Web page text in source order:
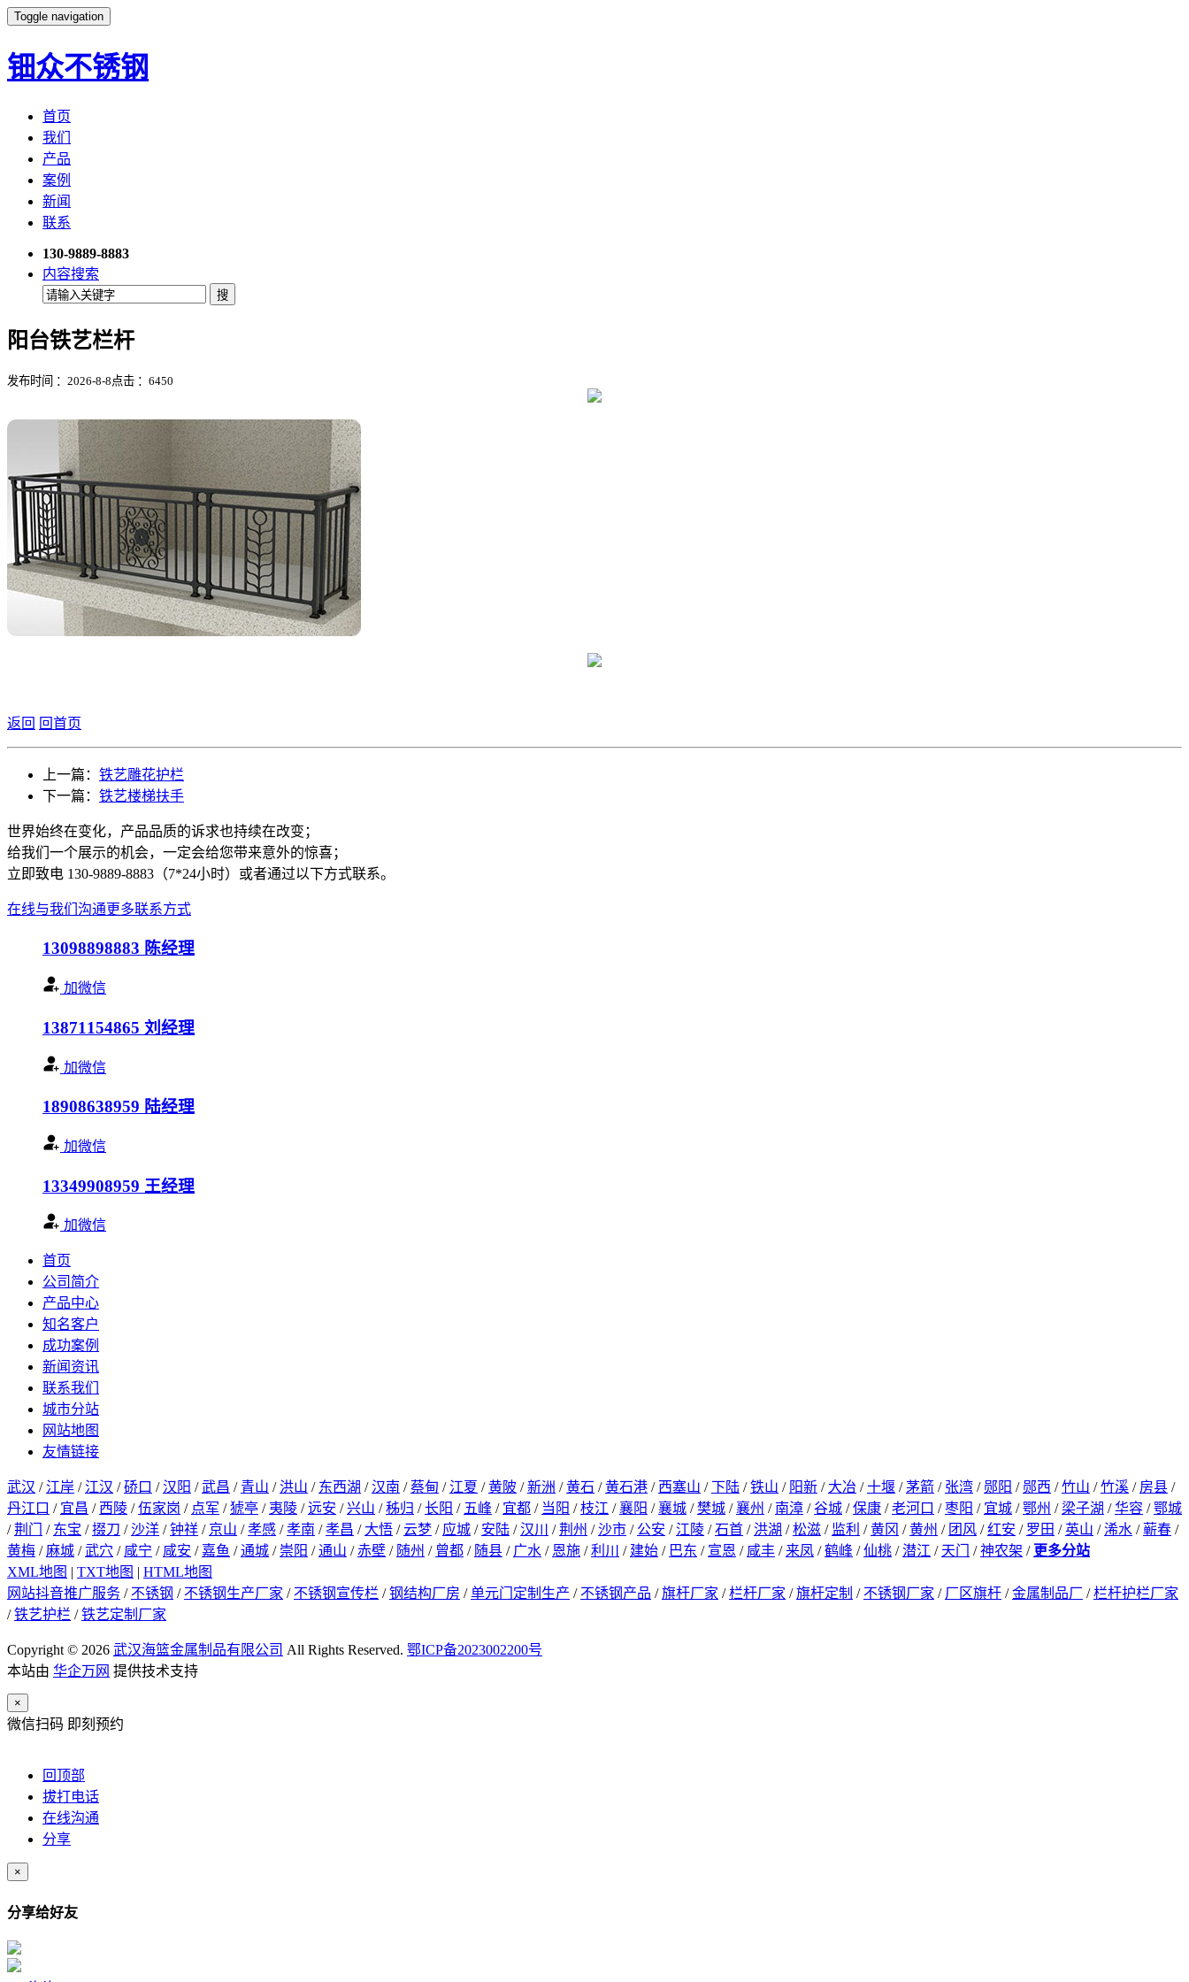
Toggle navigation
钿众不锈钢
首页
我们
产品
案例
新闻
联系
130-9889-8883
内容搜索
阳台铁艺栏杆
发布时间 ：2026-8-8 点击 ： 6450
返回 回首页
上一篇： 铁艺雕花护栏
下一篇： 铁艺楼梯扶手
世界始终在变化，产品品质的诉求也持续在改变；
给我们一个展示的机会，一定会给您带来意外的惊喜；
立即致电 130-9889-8883（7*24小时）或者通过以下方式联系。
在线与我们沟通更多联系方式
13098898883 陈经理
加微信
13871154865 刘经理
加微信
18908638959 陆经理
加微信
13349908959 王经理
加微信
首页
公司简介
产品中心
知名客户
成功案例
新闻资讯
联系我们
城市分站
网站地图
友情链接
武汉 / 江岸 / 江汉 /硚口 /汉阳 /武昌 / 青山 / 洪山 / 东西湖 /汉南 /蔡甸 / 江夏 /黄陂 /新洲 /黄石 /黄石港 / 西塞山 /下陆 /铁山 / 阳新 / 大冶 /十堰 /茅箭 / 张湾 / 郧阳 / 郧西 /竹山 /竹溪 / 房县 /
丹江口 / 宜昌 / 西陵 /伍家岗 / 点军 /猇亭 / 夷陵 /远安 /兴山 /秭归 /长阳 / 五峰 / 宜都 / 当阳 /枝江 /襄阳 /襄城 /樊城 /襄州 / 南漳 /谷城 /保康 /老河口 /枣阳 / 宜城 /鄂州 / 梁子湖 /华容 /鄂城
/荆门 / 东宝 /掇刀 /沙洋 /钟祥 / 京山 /孝感 /孝南 /孝昌 / 大悟 /云梦 / 应城 / 安陆 /汉川 /荆州 /沙市 / 公安 / 江陵 /石首 / 洪湖 /松滋 / 监利 /黄冈 /黄州 / 团风 /红安 / 罗田 / 英山 /浠水 /蕲春 /
黄梅 /麻城 /武穴 / 咸宁 / 咸安 / 嘉鱼 /通城 / 崇阳 /通山 /赤壁 / 随州 / 曾都 / 随县 / 广水 / 恩施 /利川 / 建始 / 巴东 / 宣恩 / 咸丰 / 来凤 /鹤峰 /仙桃 /潜江 / 天门 /神农架 / 更多分站
XML地图 | TXT地图 | HTML地图
网站抖音推广服务 / 不锈钢 / 不锈钢生产厂家 / 不锈钢宣传栏 /钢结构厂房 /单元门定制生产 / 不锈钢产品 /旗杆厂家 /栏杆厂家 /旗杆定制 / 不锈钢厂家 / 厂区旗杆 /金属制品厂 /栏杆护栏厂家
/铁艺护栏 /铁艺定制厂家
Copyright © 2026 武汉海篮金属制品有限公司 All Rights Reserved. 鄂ICP备2023002200号
本站由 华企万网 提供技术支持
×
微信扫码 即刻预约
回顶部
拔打电话
在线沟通
分享
×
分享给好友